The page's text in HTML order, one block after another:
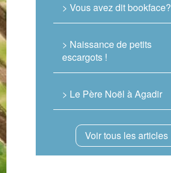
> Vous avez dit bookface?
> Naissance de petits
escargots !
> Le Père Noël à Agadir
Voir tous les articles